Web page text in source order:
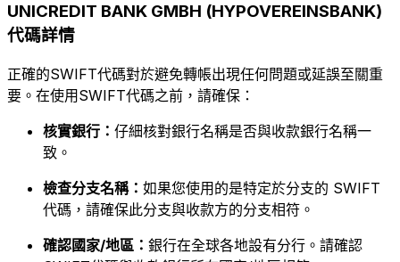
UNICREDIT BANK GMBH (HYPOVEREINSBANK)
代碼詳情
正確的SWIFT代碼對於避免轉帳出現任何問題或延誤至關重
要。在使用SWIFT代碼之前，請確保：
核實銀行： 仔細核對銀行名稱是否與收款銀行名稱一
致。
檢查分支名稱： 如果您使用的是特定於分支的 SWIFT
代碼，請確保此分支與收款方的分支相符。
確認國家/地區： 銀行在全球各地設有分行。請確認